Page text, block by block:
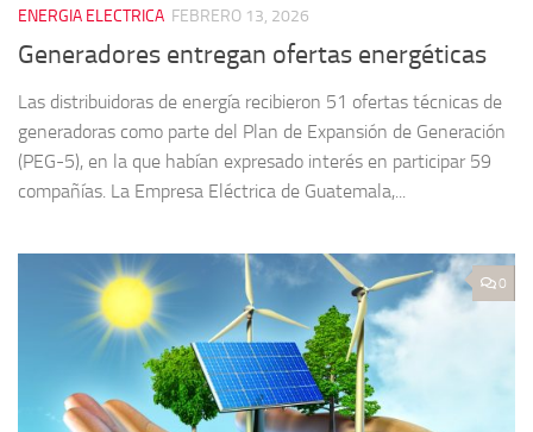
ENERGIA ELECTRICA FEBRERO 13, 2026
Generadores entregan ofertas energéticas
Las distribuidoras de energía recibieron 51 ofertas técnicas de
generadoras como parte del Plan de Expansión de Generación
(PEG-5), en la que habían expresado interés en participar 59
compañías. La Empresa Eléctrica de Guatemala,...
0